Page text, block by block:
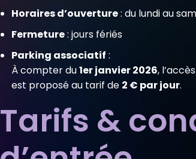
Horaires d’ouverture: du lundi au
Fermeture: jours fériés
Parking associatif :
À compter du1er janvier 2026,
est proposé au tarif de 2 € par jour.
Tarifs &